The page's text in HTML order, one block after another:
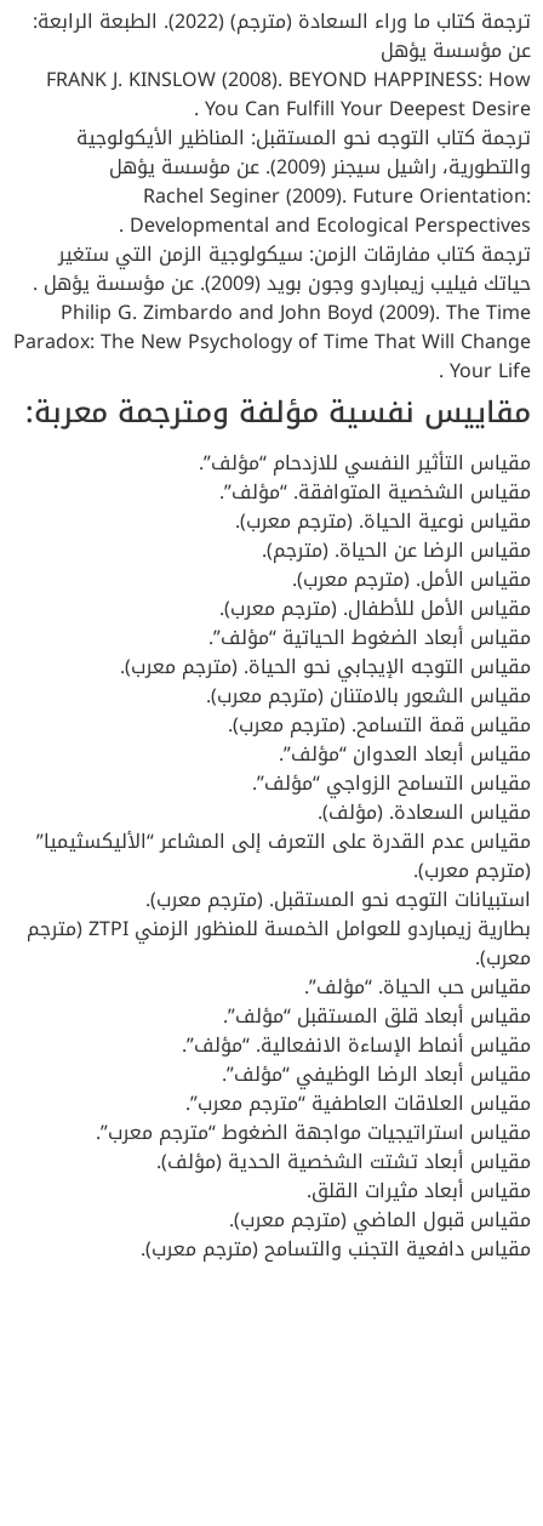
ترجمة كتاب ما وراء السعادة (مترجم) (2022). الطبعة الرابعة:
عن مؤسسة يؤهل
FRANK J. KINSLOW (2008). BEYOND HAPPINESS: How
You Can Fulfill Your Deepest Desire .
ترجمة كتاب التوجه نحو المستقبل: المناظير الأيكولوجية
والتطورية، راشيل سيجنر (2009). عن مؤسسة يؤهل
Rachel Seginer (2009). Future Orientation:
Developmental and Ecological Perspectives .
ترجمة كتاب مفارقات الزمن: سيكولوجية الزمن التي ستغير
حياتك فيليب زيمباردو وجون بويد (2009). عن مؤسسة يؤهل .
Philip G. Zimbardo and John Boyd (2009). The Time
Paradox: The New Psychology of Time That Will Change
Your Life .
مقاييس نفسية مؤلفة ومترجمة معربة:
مقياس التأثير النفسي للازدحام “مؤلف”.
مقياس الشخصية المتوافقة. “مؤلف”.
مقياس نوعية الحياة. (مترجم معرب).
مقياس الرضا عن الحياة. (مترجم).
مقياس الأمل. (مترجم معرب).
مقياس الأمل للأطفال. (مترجم معرب).
مقياس أبعاد الضغوط الحياتية “مؤلف”.
مقياس التوجه الإيجابي نحو الحياة. (مترجم معرب).
مقياس الشعور بالامتنان (مترجم معرب).
مقياس قمة التسامح. (مترجم معرب).
مقياس أبعاد العدوان “مؤلف”.
مقياس التسامح الزواجي “مؤلف”.
مقياس السعادة. (مؤلف).
مقياس عدم القدرة على التعرف إلى المشاعر “الأليكسثيميا”
(مترجم معرب).
استبيانات التوجه نحو المستقبل. (مترجم معرب).
بطارية زيمباردو للعوامل الخمسة للمنظور الزمني ZTPI (مترجم
معرب).
مقياس حب الحياة. “مؤلف”.
مقياس أبعاد قلق المستقبل “مؤلف”.
مقياس أنماط الإساءة الانفعالية. “مؤلف”.
مقياس أبعاد الرضا الوظيفي “مؤلف”.
مقياس العلاقات العاطفية “مترجم معرب”.
مقياس استراتيجيات مواجهة الضغوط “مترجم معرب”.
مقياس أبعاد تشتت الشخصية الحدية (مؤلف).
مقياس أبعاد مثيرات القلق.
مقياس قبول الماضي (مترجم معرب).
مقياس دافعية التجنب والتسامح (مترجم معرب).